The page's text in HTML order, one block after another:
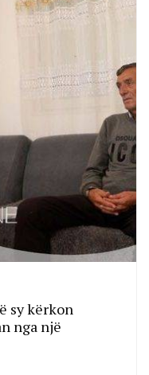
sy kërkon
nga një